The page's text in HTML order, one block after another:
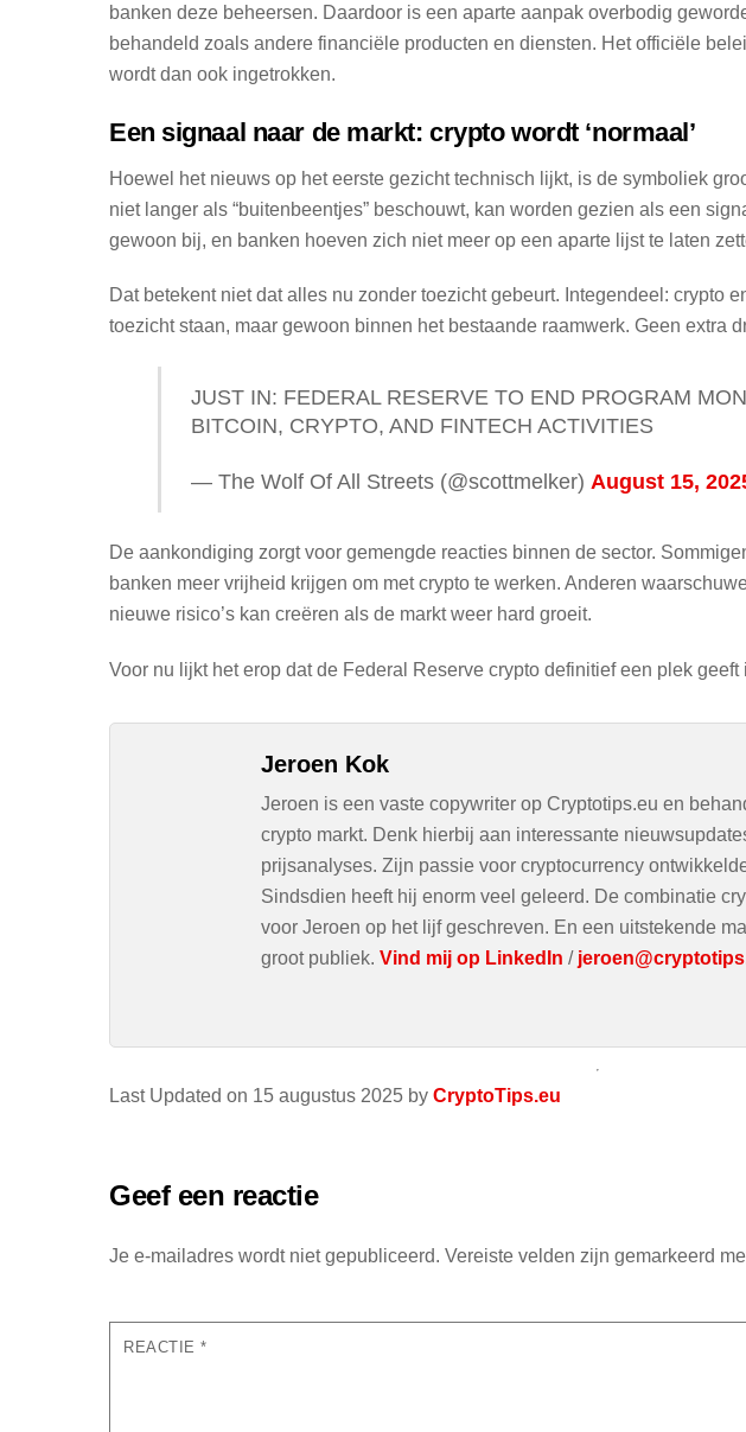
Last Updated on 15 augustus 2025 by CryptoTips.eu
banken deze beheersen. Daardoor is een aparte aanpak overbodig
behandeld zoals andere financiële producten en diensten. Het officiële
wordt dan ook ingetrokken.
Een signaal naar de markt: crypto wordt ‘normaal’
Hoewel het nieuws op het eerste gezicht technisch lijkt, is de symboliek
niet langer als “buitenbeentjes” beschouwt, kan worden gezien als een
gewoon bij, en banken hoeven zich niet meer op een aparte lijst te laten
Dat betekent niet dat alles nu zonder toezicht gebeurt. Integendeel: crypto
toezicht staan, maar gewoon binnen het bestaande raamwerk. Geen extra
JUST IN: FEDERAL RESERVE TO END PROGRAM
BITCOIN, CRYPTO, AND FINTECH ACTIVITIES
— The Wolf Of All Streets (@scottmelker) August 15,
De aankondiging zorgt voor gemengde reacties binnen de sector.
banken meer vrijheid krijgen om met crypto te werken. Anderen
nieuwe risico’s kan creëren als de markt weer hard groeit.
Voor nu lijkt het erop dat de Federal Reserve crypto definitief een plek
Jeroen Kok
Jeroen is een vaste copywriter op Cryptotips.eu en
crypto markt. Denk hierbij aan interessante
prijsanalyses. Zijn passie voor cryptocurrency
Sindsdien heeft hij enorm veel geleerd. De combinatie
voor Jeroen op het lijf geschreven. En een uitstekende
groot publiek. Vind mij op LinkedIn /
Geef een reactie
Je e-mailadres wordt niet gepubliceerd. Vereiste velden zijn gemarkeerd
REACTIE*